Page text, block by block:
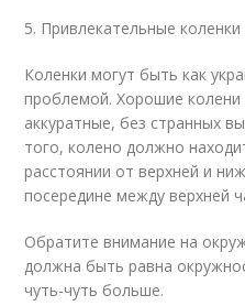
5. Привлекательные коленки
Коленки могут быть как
проблемой. Хорошие колени
аккуратные, без странных
того, колено должно
расстоянии от верхней и
посередине между верхней
Обратите внимание на
должна быть равна
чуть-чуть больше.